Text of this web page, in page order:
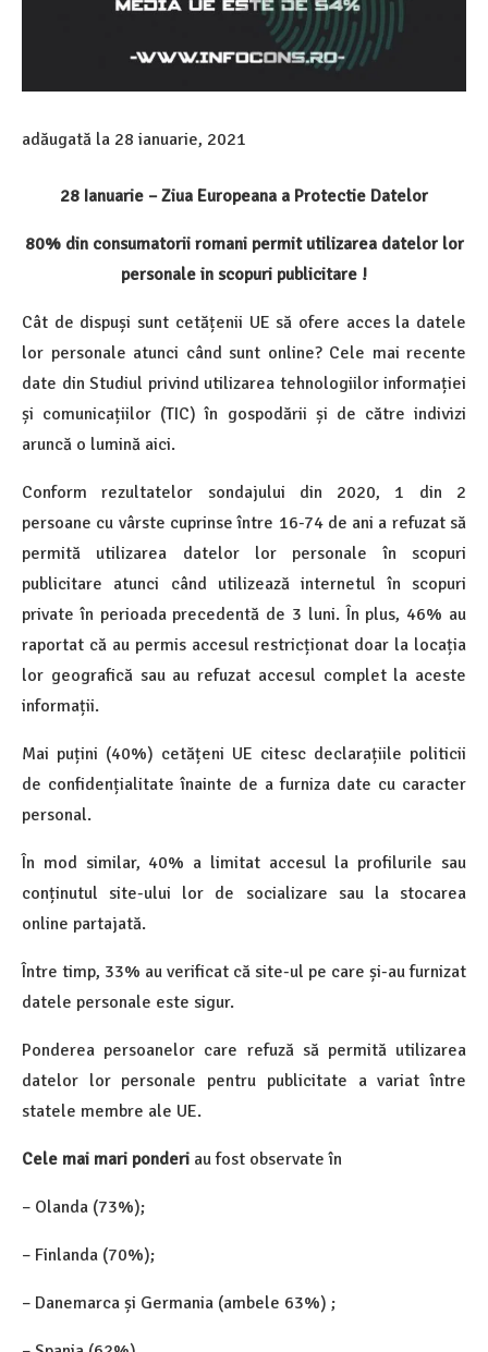
adăugată la 28 ianuarie, 2021
28 Ianuarie – Ziua Europeana a Protectie Datelor
80% din consumatorii romani permit utilizarea datelor lor
personale in scopuri publicitare !
Cât de dispuși sunt cetățenii UE să ofere acces la datele
lor personale atunci când sunt online? Cele mai recente
date din Studiul privind utilizarea tehnologiilor informației
și comunicațiilor (TIC) în gospodării și de către indivizi
aruncă o lumină aici.
Conform rezultatelor sondajului din 2020, 1 din 2
persoane cu vârste cuprinse între 16-74 de ani a refuzat să
permită utilizarea datelor lor personale în scopuri
publicitare atunci când utilizează internetul în scopuri
private în perioada precedentă de 3 luni. În plus, 46% au
raportat că au permis accesul restricționat doar la locația
lor geografică sau au refuzat accesul complet la aceste
informații.
Mai puțini (40%) cetățeni UE citesc declarațiile politicii
de confidențialitate înainte de a furniza date cu caracter
personal.
În mod similar, 40% a limitat accesul la profilurile sau
conținutul site-ului lor de socializare sau la stocarea
online partajată.
Între timp, 33% au verificat că site-ul pe care și-au furnizat
datele personale este sigur.
Ponderea persoanelor care refuză să permită utilizarea
datelor lor personale pentru publicitate a variat între
statele membre ale UE.
Cele mai mari ponderi au fost observate în
– Olanda (73%);
– Finlanda (70%);
– Danemarca și Germania (ambele 63%) ;